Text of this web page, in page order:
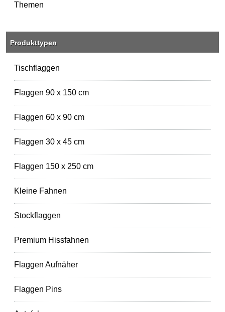
Themen
Produkttypen
Tischflaggen
Flaggen 90 x 150 cm
Flaggen 60 x 90 cm
Flaggen 30 x 45 cm
Flaggen 150 x 250 cm
Kleine Fahnen
Stockflaggen
Premium Hissfahnen
Flaggen Aufnäher
Flaggen Pins